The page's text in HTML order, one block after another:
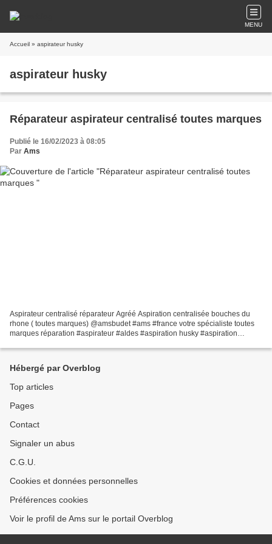
MENU
Accueil » aspirateur husky
aspirateur husky
Réparateur aspirateur centralisé toutes marques
Publié le 16/02/2023 à 08:05
Par Ams
Aspirateur centralisé réparateur Agréé Aspiration centralisée bouches du
rhone ( toutes marques) @amsbudet #ams #france votre spécialiste toutes
marques réparation #aspirateur #aldes #aspiration husky #aspiration
Hébergé par Overblog
Top articles
Pages
Contact
Signaler un abus
C.G.U.
Cookies et données personnelles
Préférences cookies
Voir le profil de Ams sur le portail Overblog